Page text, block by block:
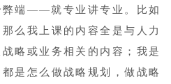
弊端——就专业讲专业。比如
么我上课的内容全是与人力
略或业务相关的内容；我是
是怎么做战略规划，做战略